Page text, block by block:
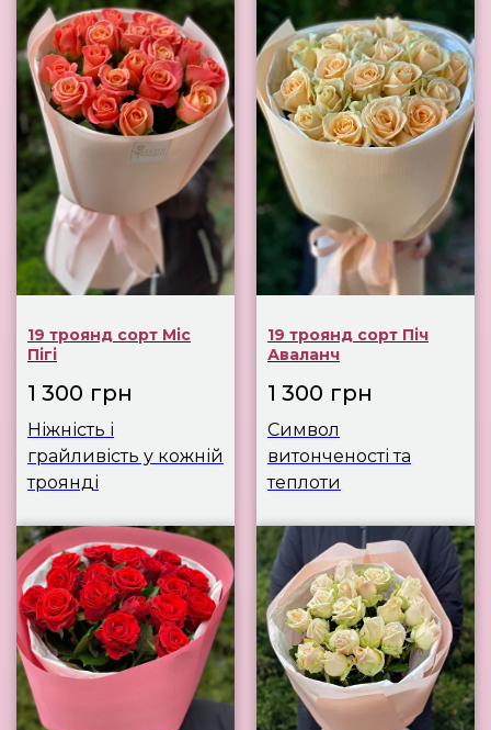
19 троянд сорт Міс
Пігі
1 300 грн
Ніжність і
грайливість у кожній
троянді
19 троянд сорт Піч
Аваланч
1 300 грн
Символ
витонченості та
теплоти